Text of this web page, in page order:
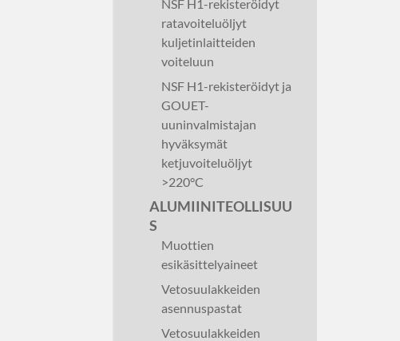
NSF H1-rekisteröidyt
ratavoiteluöljyt
kuljetinlaitteiden
voiteluun
NSF H1-rekisteröidyt ja
GOUET-
uuninvalmistajan
hyväksymät
ketjuvoiteluöljyt
>220°C
ALUMIINITEOLLISUU
S
Muottien
esikäsittelyaineet
Vetosuulakkeiden
asennuspastat
Vetosuulakkeiden